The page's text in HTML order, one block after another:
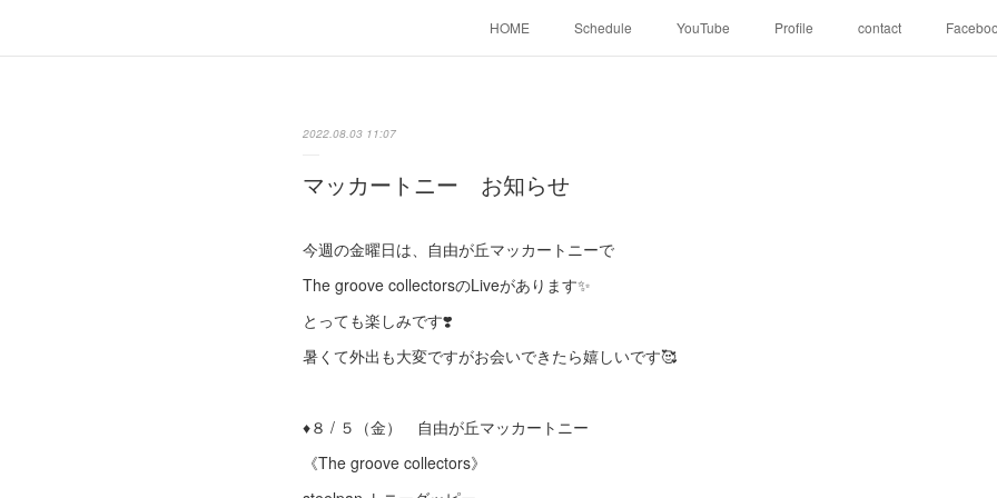
HOME Schedule YouTube Profile contact
2022.08.03 11:07
マッカートニー お知らせ
今週の金曜日は、自由が丘マッカートニーで
The groove collectorsのLiveがあります✨
とっても楽しみです❣️
暑くて外出も大変ですがお会いできたら嬉しいです🥰
♦︎８ / ５（金） 自由が丘マッカートニー
《The groove collectors》